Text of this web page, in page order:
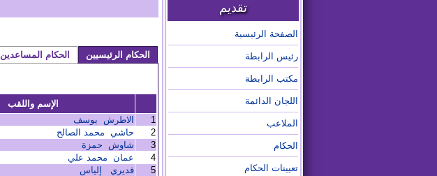
تقديم
الصفحة الرئيسية
رئيس الرابطة
مكتب الرابطة
اللجان الدائمة
الملاعب
الحكام
تعيينات الحكام
الحكام الرئيسيين الحكام المساعدين
الإسم واللقب
1
الاطرش يوسف
2
حاشي محمد الصالح
3
شاوش حمزة
4
عمان محمد علي
5
قديري إلياس